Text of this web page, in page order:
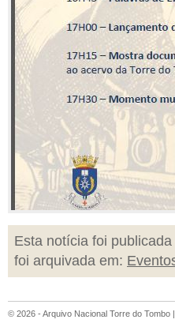
Esta notícia foi
foi arquivada em:
© 2026 - Arquivo Nacional Torre do Tombo |